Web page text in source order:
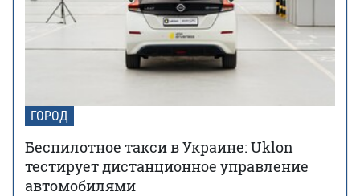
ГОРОД
Беспилотное такси в Украине: Uklon
тестирует дистанционное управление
автомобилями